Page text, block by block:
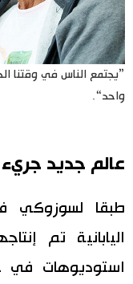
”يجتمع الناس في وقتنا
واحد“.
عالم جديد جريء
اليابانية تم
استوديوهات في